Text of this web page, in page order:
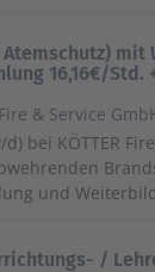
16,16€/Std.
& Service
bei KÖTTER
und
/